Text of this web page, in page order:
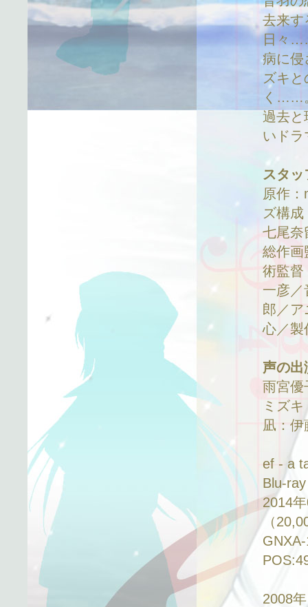
去来す
日々
病に侵
ズキ
く……
過去と
いドラ
スタッ
原作
ズ構
七尾奈
総作画
術監督
一彦／
郎／ア
心／製
声の出
雨宮優
ミズ
凪：
ef - a
Blu-
2014
（
2008